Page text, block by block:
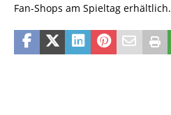
Fan-Shops am Spieltag erhältlich.